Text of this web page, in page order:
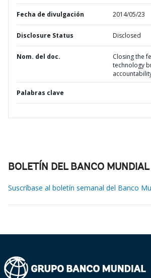
Fecha de divulgación 2014/05/23
Disclosure Status Disclosed
Nom. del doc.
Closing the
technology
Palabras clave
BOLETÍN DEL BANCO MUNDIAL
Suscríbase al boletín semanal del Banco